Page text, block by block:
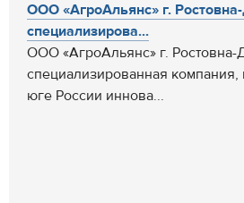
ООО «АгроАльянс» г.
специализирова...
ООО «АгроАльянс» г. Ростовна-
специализированная
юге России иннова...